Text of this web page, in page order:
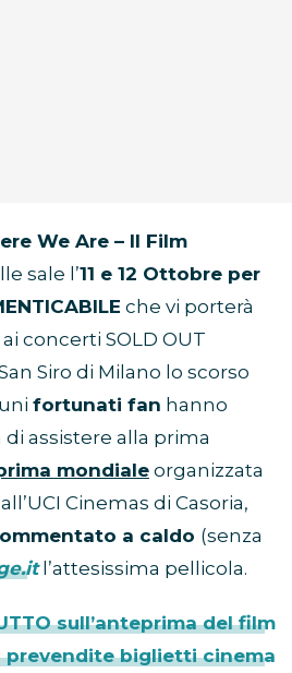
We Are – Il Film
sale l’11 e 12 Ottobre per
che vi porterà
concerti SOLD OUT
Siro di Milano lo scorso
fortunati fan hanno
assistere alla prima
mondiale organizzata
all’UCI Cinemas di Casoria,
a caldo (senza
l’attesissima pellicola.
sull’anteprima del film
prevendite biglietti cinema